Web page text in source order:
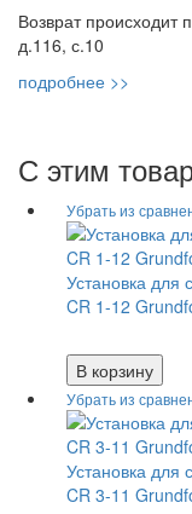
Возврат происходит
д.116, с.10
подробнее >>
С этим
Установка для
CR 1-12
В корзину
Установка для
CR 3-11